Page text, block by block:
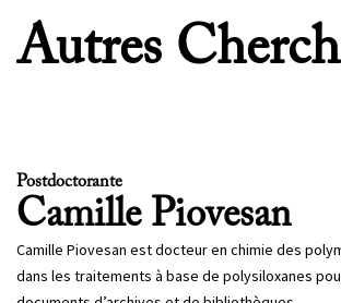
Autres
Postdoctorante
CamillePiovesan
Camille Piovesan est docteur en chimie des
dans les traitements à base de polysiloxanes